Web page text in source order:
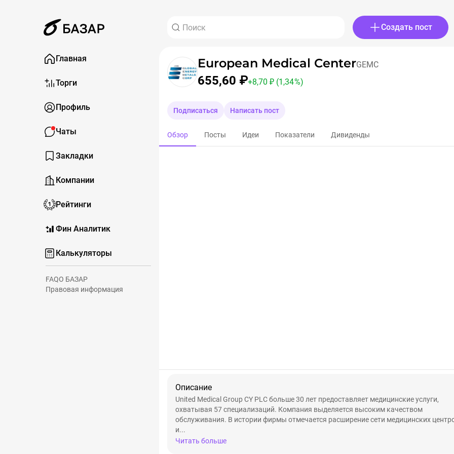
Создать пост
Главная
Торги
Профиль
Чаты
Закладки
Компании
Рейтинги
Фин Аналитик
Калькуляторы
FAQО БАЗАР
Правовая информация
European Medical CenterGEMC
655,60 ₽+8,70 ₽ (1,34 %)
Подписаться Написать пост
Обзор Посты Идеи Показатели Дивиденды
Описание
United Medical Group CY PLC больше 30 лет предоставляет медицинские услуги,
охватывая 57 специализаций. Компания выделяется высоким качеством
обслуживания. В истории фирмы отмечается расширение сети медицинских
и...
Читать больше